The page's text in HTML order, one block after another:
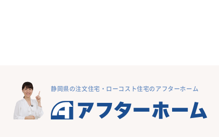
静岡県の注文住宅・ローコスト住宅のアフターホーム